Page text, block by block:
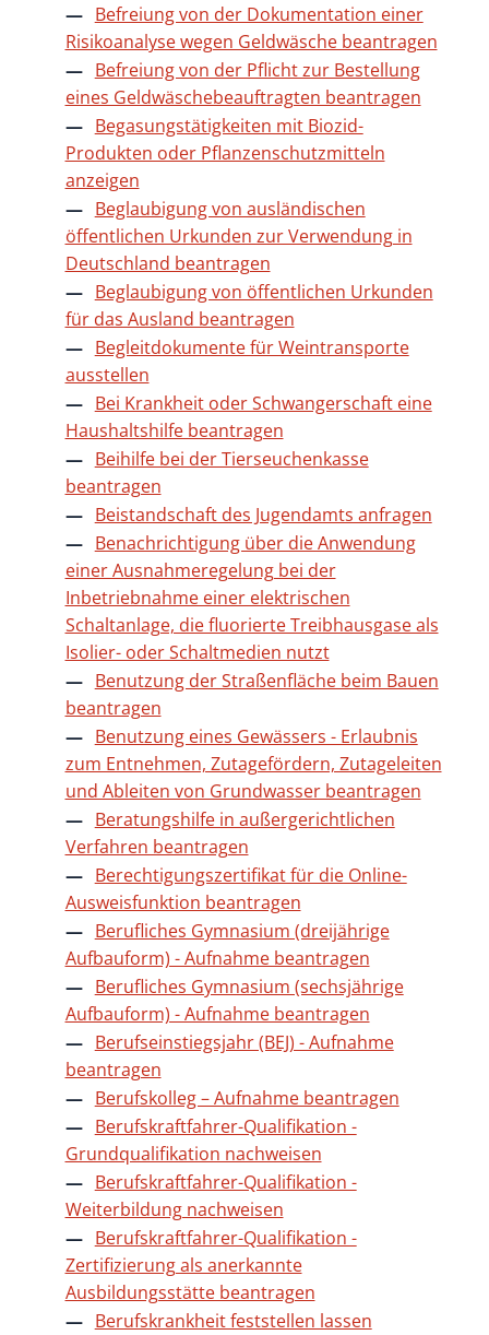
Befreiung von der Dokumentation einer
Risikoanalyse wegen Geldwäsche beantragen
Befreiung von der Pflicht zur Bestellung
eines Geldwäschebeauftragten beantragen
Begasungstätigkeiten mit Biozid-
Produkten oder Pflanzenschutzmitteln
anzeigen
Beglaubigung von ausländischen
öffentlichen Urkunden zur Verwendung in
Deutschland beantragen
Beglaubigung von öffentlichen Urkunden
für das Ausland beantragen
Begleitdokumente für Weintransporte
ausstellen
Bei Krankheit oder Schwangerschaft eine
Haushaltshilfe beantragen
Beihilfe bei der Tierseuchenkasse
beantragen
Beistandschaft des Jugendamts anfragen
Benachrichtigung über die Anwendung
einer Ausnahmeregelung bei der
Inbetriebnahme einer elektrischen
Schaltanlage, die fluorierte Treibhausgase als
Isolier- oder Schaltmedien nutzt
Benutzung der Straßenfläche beim Bauen
beantragen
Benutzung eines Gewässers - Erlaubnis
zum Entnehmen, Zutagefördern, Zutageleiten
und Ableiten von Grundwasser beantragen
Beratungshilfe in außergerichtlichen
Verfahren beantragen
Berechtigungszertifikat für die Online-
Ausweisfunktion beantragen
Berufliches Gymnasium (dreijährige
Aufbauform) - Aufnahme beantragen
Berufliches Gymnasium (sechsjährige
Aufbauform) - Aufnahme beantragen
Berufseinstiegsjahr (BEJ) - Aufnahme
beantragen
Berufskolleg – Aufnahme beantragen
Berufskraftfahrer-Qualifikation -
Grundqualifikation nachweisen
Berufskraftfahrer-Qualifikation -
Weiterbildung nachweisen
Berufskraftfahrer-Qualifikation -
Zertifizierung als anerkannte
Ausbildungsstätte beantragen
Berufskrankheit feststellen lassen